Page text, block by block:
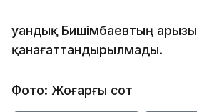
Қуандық Бишімбаевтың арызы
қанағаттандырылмады.
Фото: Жоғарғы сот